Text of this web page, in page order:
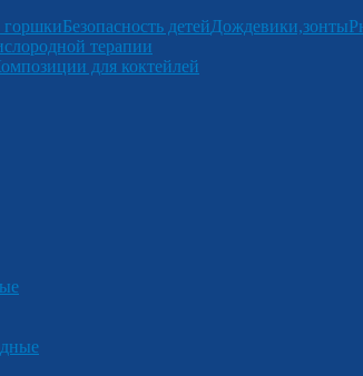
горшкиБезопасность детейДождевики,зонты
терапии
для коктейлей